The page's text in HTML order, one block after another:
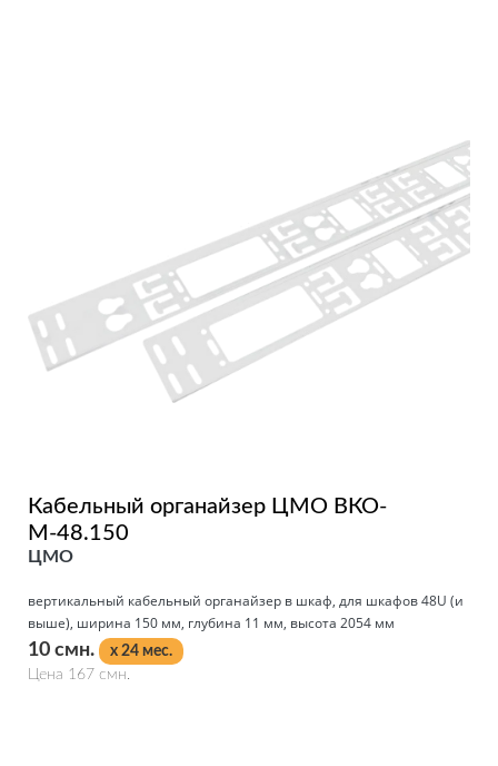
Кабельный органайзер ЦМО ВКО-
М-48.150
ЦМО
вертикальный кабельный органайзер в шкаф, для шкафов 48U (и
выше), ширина 150 мм, глубина 11 мм, высота 2054 мм
10 смн.
x 24 мес.
Цена 167 смн.